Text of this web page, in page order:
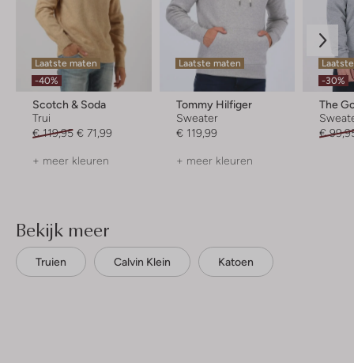
Laatste maten
-40%
Scotch & Soda
Trui
€ 119,95 € 71,99
+ meer kleuren
Laatste maten
Tommy Hilfiger
Sweater
€ 119,99
+ meer kleuren
-30%
The
€
Bekijk meer
Truien Calvin Klein Katoen